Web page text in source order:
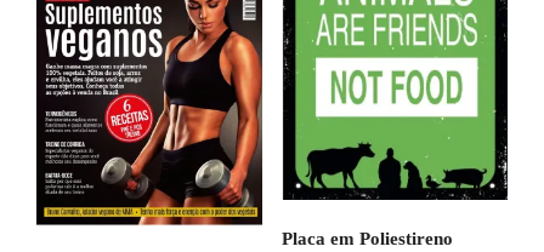
Placa em Poliestireno